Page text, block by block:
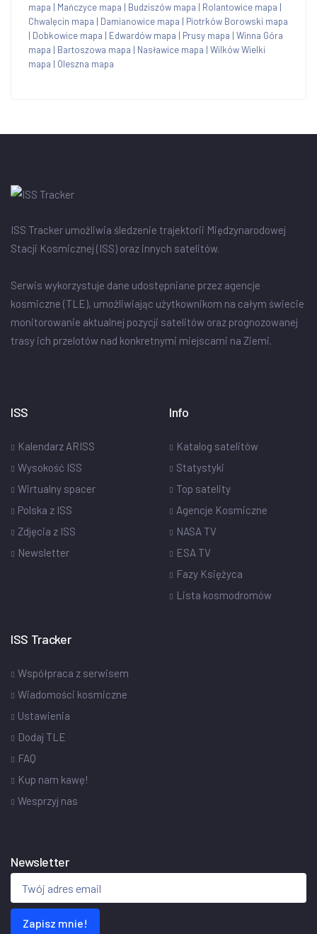
mapa | Mańczyce mapa | Budziszów mapa | Rolantowice mapa |
Chwalęcin mapa | Damianowice mapa | Piotrków Borowski mapa
| Dobkowice mapa | Edwardów mapa | Prusy mapa | Winna Góra
mapa | Bartoszowa mapa | Nasławice mapa | Wilków Wielki
mapa | Oleszna mapa
ISS Tracker umożliwia śledzenie trajektorii Międzynarodowej
Stacji Kosmicznej (ISS) oraz innych satelitów.
Serwis wykorzystuje dane udostępniane przez agencje
kosmiczne (TLE), umożliwiając użytkownikom na całym świecie
monitorowanie aktualnej pozycji satelitów oraz prognozowanej
trasy ich przelotów nad konkretnymi miejscami na Ziemi.
ISS
Kalendarz ARISS
Wysokość ISS
Wirtualny spacer
Polska z ISS
Zdjęcia z ISS
Newsletter
Info
Katalog satelitów
Statystyki
Top satelity
Agencje Kosmiczne
NASA TV
ESA TV
Fazy Księżyca
Lista kosmodromów
ISS Tracker
Współpraca z serwisem
Wiadomości kosmiczne
Ustawienia
Dodaj TLE
FAQ
Kup nam kawę!
Wesprzyj nas
Newsletter
Zapisz mnie!